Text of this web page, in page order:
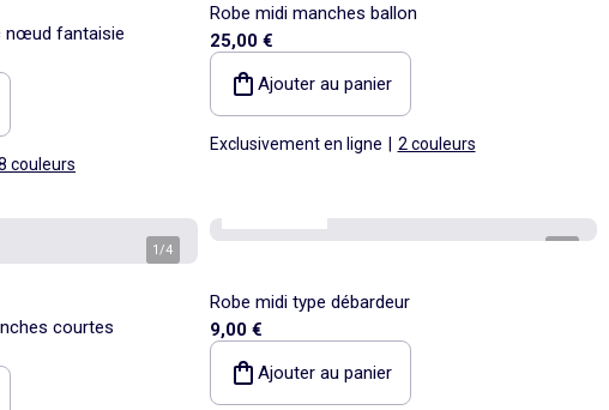
nœud fantaisie
couleurs
Robe midi manches ballon
25,00 €
Ajouter au panier
Exclusivement en ligne 2 couleurs
1/4
courtes
Robe midi type débardeur
9,00 €
Ajouter au panier